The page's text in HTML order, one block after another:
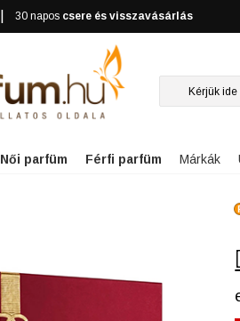
30 napos csere és visszavásárlás
Női parfüm Férfi parfüm Márkák